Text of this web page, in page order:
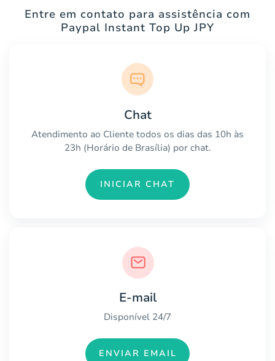
Entre em contato para assistência com
Paypal Instant Top Up JPY
Chat
Atendimento ao Cliente todos os dias das 10h às
23h (Horário de Brasília) por chat.
INICIAR CHAT
E-mail
Disponível 24/7
ENVIAR EMAIL